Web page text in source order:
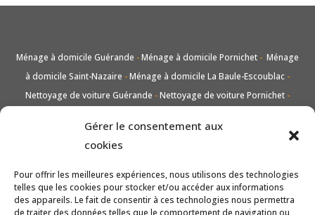
Gérer le consentement aux
cookies
Pour offrir les meilleures expériences, nous utilisons des technologies
telles que les cookies pour stocker et/ou accéder aux informations
des appareils. Le fait de consentir à ces technologies nous permettra
de traiter des données telles que le comportement de navigation ou
Ménage à domicile Guérande -Ménage à domicile Pornichet - Ménage
à domicile Saint-Nazaire -Ménage à domicile La Baule-Escoublac -
Nettoyage de voiture Guérande -Nettoyage de voiture Pornichet -
Lavage vitres et carreaux Guérande-
carreaux Pornichet-Lavage vitres et carreaux Saint-Nazaire
vitres et carreaux La Baule-Escoublac -Entretien de jardin taille et tonte
Guérande-Entretien de jardin taille et tonte Pornichet-Entretien de
jardin taille et tonte Saint-Nazaire- Entretien de jardin taille et tonte La